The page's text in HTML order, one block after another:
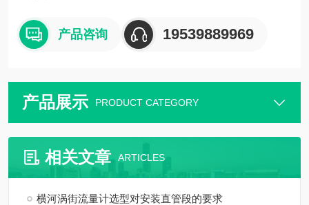
产品咨询 19539889969
产品展示 PRODUCT CATEGORY
相关文章 ARTICLES
横河涡街流量计选型对安装直管段的要求